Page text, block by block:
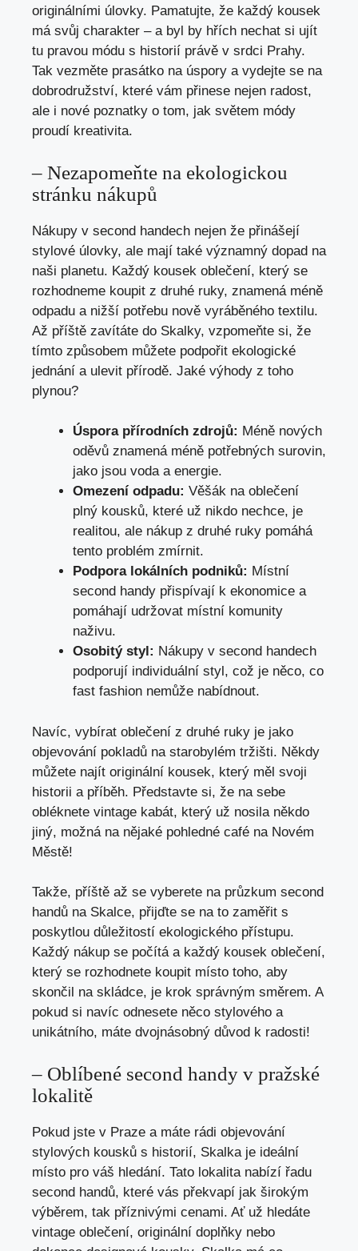
originálními úlovky. Pamatujte, že⁤ každý kousek
má svůj charakter – a byl ​by hřích ‌nechat si ujít
tu pravou⁣ módu s⁣ historií právě⁣ v srdci‌ Prahy.
Tak ​vezměte‍ prasátko na úspory a vydejte se na
dobrodružství, které vám‌ přinese nejen radost,
ale i nové poznatky⁣ o tom, jak světem módy
⁢proudí kreativita.
– Nezapomeňte na ekologickou⁣
stránku nákupů
Nákupy ⁣v second handech ‍nejen⁢ že přinášejí
stylové úlovky, ale mají také významný ⁢dopad ​na
naši planetu. Každý kousek oblečení,⁣ který se
rozhodneme koupit z druhé ruky, znamená méně
odpadu ‌a nižší ⁤potřebu nově vyráběného textilu.
Až příště zavítáte do Skalky, vzpomeňte si, že
‌tímto způsobem můžete podpořit ekologické
jednání a ulevit přírodě. Jaké výhody z toho
plynou?
Úspora přírodních zdrojů: Méně nových
oděvů znamená méně potřebných surovin,
jako jsou voda a energie.
Omezení odpadu: Věšák na oblečení
plný ‍kousků, které už nikdo nechce, je
realitou, ‍ale nákup z druhé ‍ruky ​pomáhá
tento problém zmírnit.
Podpora lokálních podniků: Místní
second handy přispívají k ekonomice⁤ a
pomáhají udržovat místní komunity
naživu.
Osobitý styl: Nákupy‌ v‍ second⁢ handech
podporují individuální styl, ‍což je něco,⁤ co
fast fashion nemůže⁢ nabídnout.
Navíc, vybírat oblečení z druhé‍ ruky je jako
‍objevování pokladů na starobylém tržišti. Někdy
můžete⁢ najít originální kousek, který měl svoji
historii a příběh. Představte si, že na sebe
obléknete vintage kabát, který už⁣ nosila někdo
jiný, možná⁤ na nějaké pohledné café na ​Novém
Městě!
Takže, příště až se vyberete na průzkum second
handů na Skalce, přijďte ‍se⁣ na to zaměřit s⁢
poskytlou důležitostí ⁣ekologického ⁢přístupu.
Každý‍ nákup se počítá a každý kousek oblečení,
který ‌se rozhodnete koupit místo toho, aby
skončil na skládce, je krok správným směrem. A
pokud si navíc odnesete něco stylového a
unikátního, máte dvojnásobný důvod k radosti!
– Oblíbené second handy v pražské
lokalitě
Pokud jste v Praze​ a máte ‍rádi objevování
stylových ⁣kousků s historií, Skalka je ideální
místo ​pro váš hledání. Tato lokalita nabízí řadu
second handů, které vás překvapí jak širokým
výběrem, tak příznivými cenami. Ať už hledáte
vintage oblečení, ​originální‌ doplňky nebo⁢